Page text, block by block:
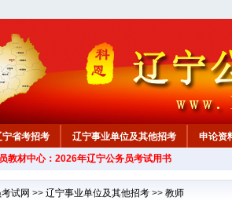
宁省考招考 辽宁事业单位及其他招考 申论资
教材中心：2026年辽宁公务员考试用书
试网 >> 辽宁事业单位及其他招考 >> 教师